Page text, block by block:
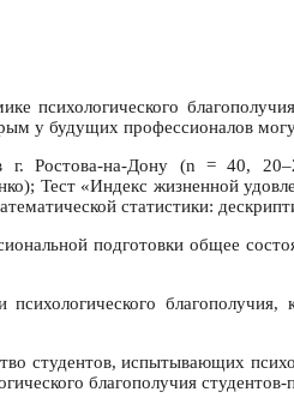
психологического
у будущих профессионалов
г. Ростова-на-Дону (n = 40,
Тест «Индекс жизненной
статистики:
подготовки общее
студентов, испытывающих
благополучия студентов-